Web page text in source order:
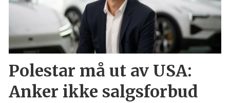
Polestar må ut av USA:
Anker ikke salgsforbud